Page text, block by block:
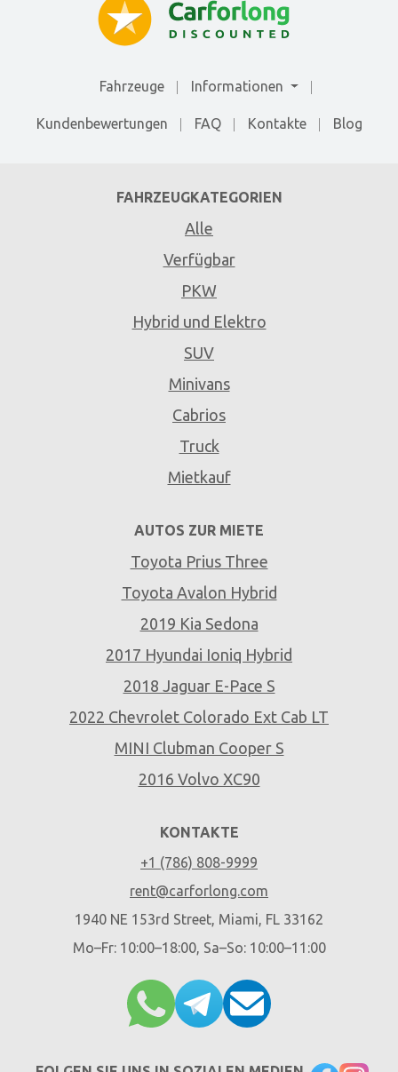
Fahrzeuge Informationen
Kundenbewertungen FAQ Kontakte Blog
FAHRZEUGKATEGORIEN
Alle
Verfügbar
PKW
Hybrid und Elektro
SUV
Minivans
Cabrios
Truck
Mietkauf
AUTOS ZUR MIETE
Toyota Prius Three
Toyota Avalon Hybrid
2019 Kia Sedona
2017 Hyundai Ioniq Hybrid
2018 Jaguar E-Pace S
2022 Chevrolet Colorado Ext Cab LT
MINI Clubman Cooper S
2016 Volvo XC90
KONTAKTE
+1 (786) 808-9999
rent@carforlong.com
1940 NE 153rd Street, Miami, FL 33162
Mo–Fr: 10:00–18:00, Sa–So: 10:00–11:00